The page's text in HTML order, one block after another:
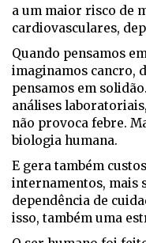
a um maior risco de
cardiovasculares,
Quando pensamos
imaginamos cancro,
pensamos em
análises
não provoca febre.
biologia humana.
E gera também
internamentos, mais
dependência de
isso, também uma